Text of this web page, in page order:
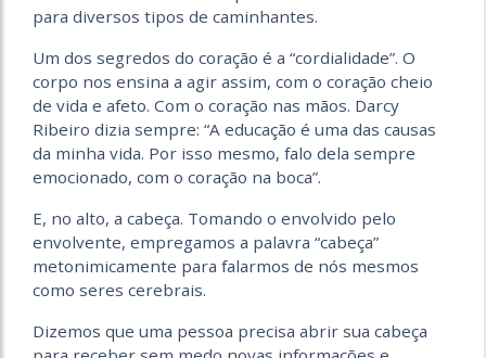
para diversos tipos de caminhantes.
Um dos segredos do coração é a “cordialidade”. O
corpo nos ensina a agir assim, com o coração cheio
de vida e afeto. Com o coração nas mãos. Darcy
Ribeiro dizia sempre: “A educação é uma das causas
da minha vida. Por isso mesmo, falo dela sempre
emocionado, com o coração na boca”.
E, no alto, a cabeça. Tomando o envolvido pelo
envolvente, empregamos a palavra “cabeça”
metonimicamente para falarmos de nós mesmos
como seres cerebrais.
Dizemos que uma pessoa precisa abrir sua cabeça